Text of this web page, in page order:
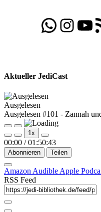
Folgt uns
Besucht
Aktueller JediCast
Ausgelesen
Ausgelesen #101 - Zannah
Play
Episode
Pause
Episode
1x
00:00 / 01:50:43
Abonnieren Teilen
Amazon Audible Apple
RSS Feed